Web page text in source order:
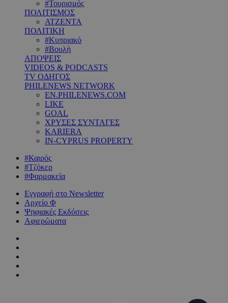
#Τουρισμός
ΠΟΛΙΤΙΣΜΟΣ
ΑΤΖΕΝΤΑ
ΠΟΛΙΤΙΚΗ
#Κυπριακό
#Βουλή
ΑΠΟΨΕΙΣ
VIDEOS & PODCASTS
TV ΟΔΗΓΟΣ
PHILENEWS NETWORK
EN.PHILENEWS.COM
LIKE
GOAL
ΧΡΥΣΕΣ ΣΥΝΤΑΓΕΣ
KARIERA
IN-CYPRUS PROPERTY
#Καιρός
#Τζόκερ
#Φαρμακεία
Εγγραφή στο Newsletter
Αρχείο Φ
Ψηφιακές Εκδόσεις
Αφιερώματα